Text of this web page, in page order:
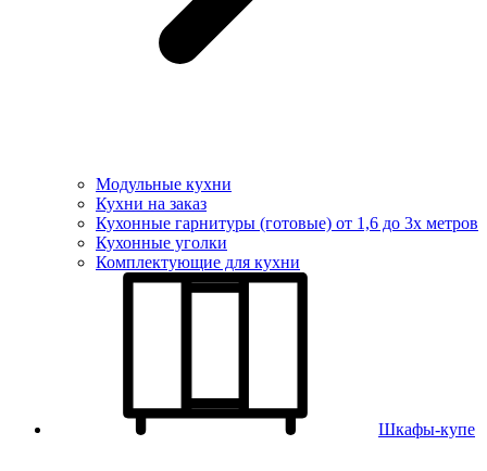
Модульные кухни
Кухни на заказ
Кухонные гарнитуры (готовые) от 1,6 до 3х метров
Кухонные уголки
Комплектующие для кухни
Шкафы-купе